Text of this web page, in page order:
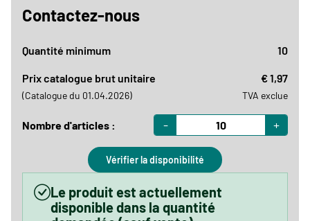
Contactez-nous
Quantité minimum 10
Prix catalogue brut unitaire
(Catalogue du 01.04.2026)
€ 1,97
TVA exclue
Nombre d'articles : - +
Vérifier la disponibilité
Le produit est actuellement
disponible dans la quantité